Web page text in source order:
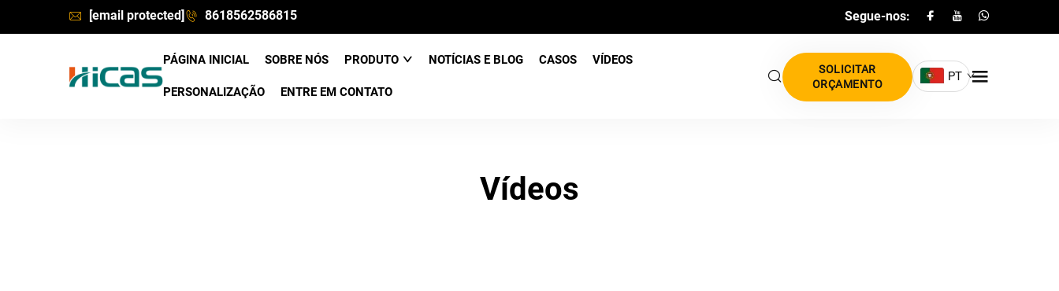
[email protected] 8618562586815 Segue-nos:
PÁGINA INICIAL SOBRE NÓS PRODUTO NOTÍCIAS E BLOG CASOS VÍDEOS
PERSONALIZAÇÃO ENTRE EM CONTATO
SOLICITAR
ORÇAMENTO
PT
Vídeos